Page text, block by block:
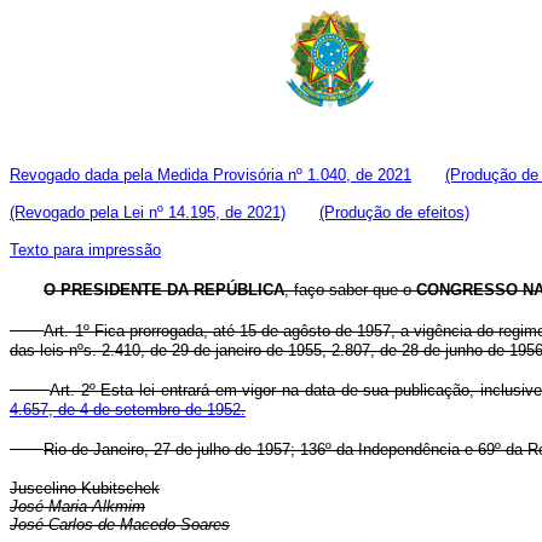
Revogado dada pela Medida Provisória nº 1.040, de 2021 (Produção
(Revogado pela Lei nº 14.195, de 2021) (Produção de efeitos)
Texto para impressão
O PRESIDENTE DA REPÚBLICA, faço saber que oCONGRESSO
Art. 1º Fica prorrogada, até 15 de agôsto de 1957, a vigência do
das leis nºs. 2.410, de 29 de janeiro de 1955, 2.807, de 28 de junho de
Art. 2º Esta lei entrará em vigor na data de sua publicação,
4.657, de 4 de setembro de 1952.
Rio de Janeiro, 27 de julho de 1957; 136º da Independência e 69º da
Juscelino Kubitschek
José Maria Alkmim
José Carlos de Macedo Soares